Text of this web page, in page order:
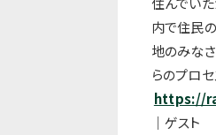
内で住⺠
地のみな
らのプロ
https://
｜ゲスト